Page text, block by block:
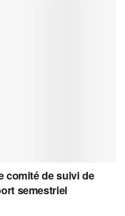
comité de suivi de
semestriel